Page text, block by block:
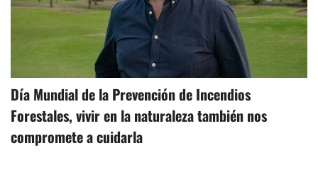
Día Mundial de la Prevención de Incendios
Forestales, vivir en la naturaleza también nos
compromete a cuidarla